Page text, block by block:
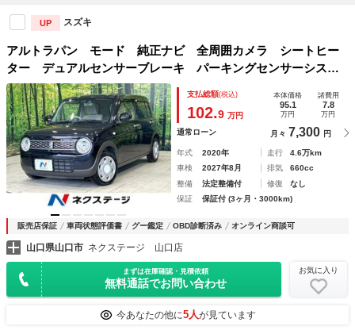
UP スズキ
アルトラパン モード 純正ナビ 全周囲カメラ シートヒー
ター デュアルセンサーブレーキ パーキングセンサーシステ
ム ドラレコ ＨＩＤヘッドライト スマートキー Ｂｌｕｅ
ｔｏｏｔｈ 禁煙車 ワンオーナー
支払総額(税込)
102.9 万円
本体価格
95.1
万円
諸費用
7.8
万円
通常ローン 月々 7,300 円
年式 2020年 走行
4.6万km
車検
2027年8月 排気
660cc
整備
法定整備付 修復
なし
保証
保証付 (3ヶ月・3000km)
販売店保証 車両状態評価書 グー鑑定 OBD診断済み オンライン商談可
山口県山口市 ネクステージ 山口店
まずは在庫確認・見積依頼
無料通話でお問い合わせ
お気に入り
今あなたの他に5人が見ています